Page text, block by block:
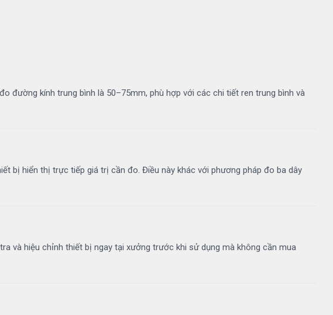
đường kính trung bình là 50–75mm, phù hợp với các chi tiết ren trung bình và
bị hiển thị trực tiếp giá trị cần đo. Điều này khác với phương pháp đo ba dây
và hiệu chỉnh thiết bị ngay tại xưởng trước khi sử dụng mà không cần mua